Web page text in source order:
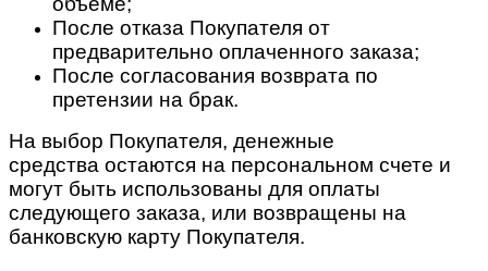
После отказа Покупателя от
предварительно оплаченного заказа;
После согласования возврата по
претензии на брак.
На выбор Покупателя, денежные
средства остаются на персональном счете и
могут быть использованы для оплаты
следующего заказа, или возвращены на
банковскую карту Покупателя.